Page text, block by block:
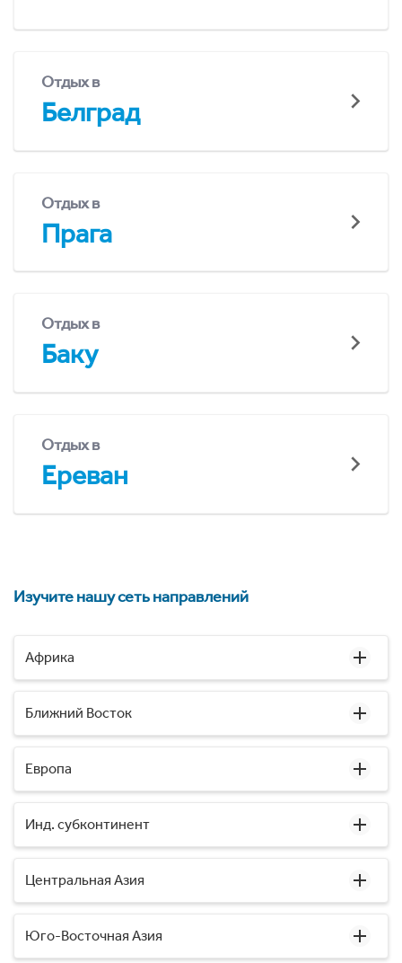
Отдых в
Белград
Отдых в
Прага
Отдых в
Баку
Отдых в
Ереван
Изучите нашу сеть направлений
Африка
Ближний Восток
Европа
Инд. субконтинент
Центральная Азия
Юго-Восточная Азия